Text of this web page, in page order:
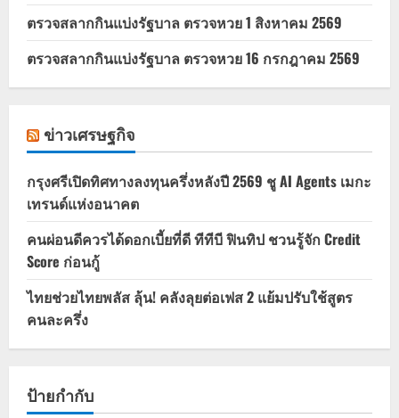
ตรวจสลากกินแบ่งรัฐบาล ตรวจหวย 1 สิงหาคม 2569
ตรวจสลากกินแบ่งรัฐบาล ตรวจหวย 16 กรกฎาคม 2569
ข่าวเศรษฐกิจ
กรุงศรีเปิดทิศทางลงทุนครึ่งหลังปี 2569 ชู AI Agents เมกะ
เทรนด์แห่งอนาคต
คนผ่อนดีควรได้ดอกเบี้ยที่ดี ทีทีบี ฟินทิป ชวนรู้จัก Credit
Score ก่อนกู้
ไทยช่วยไทยพลัส ลุ้น! คลังลุยต่อเฟส 2 แย้มปรับใช้สูตร
คนละครึ่ง
ป้ายกำกับ